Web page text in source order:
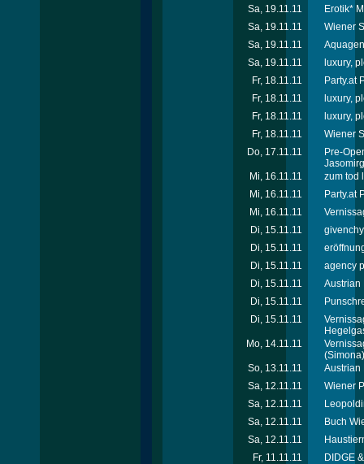
Sa, 19.11.11
Erotik*
Sa, 19.11.11
Wiener
Sa, 19.11.11
Sa, 19.11.11
luxury,
Fr, 18.11.11
Party.at
Fr, 18.11.11
luxury,
Fr, 18.11.11
luxury,
Fr, 18.11.11
Wiener
Do, 17.11.11
Pre-
Mi, 16.11.11
zum tod
Mi, 16.11.11
Party.at
Mi, 16.11.11
Di, 15.11.11
Di, 15.11.11
Di, 15.11.11
agency
Di, 15.11.11
Austrian
Di, 15.11.11
Di, 15.11.11
Mo, 14.11.11
(Simona)
So, 13.11.11
Austrian
Sa, 12.11.11
Wiener
Sa, 12.11.11
Sa, 12.11.11
Buch
Sa, 12.11.11
Fr, 11.11.11
DIDGE